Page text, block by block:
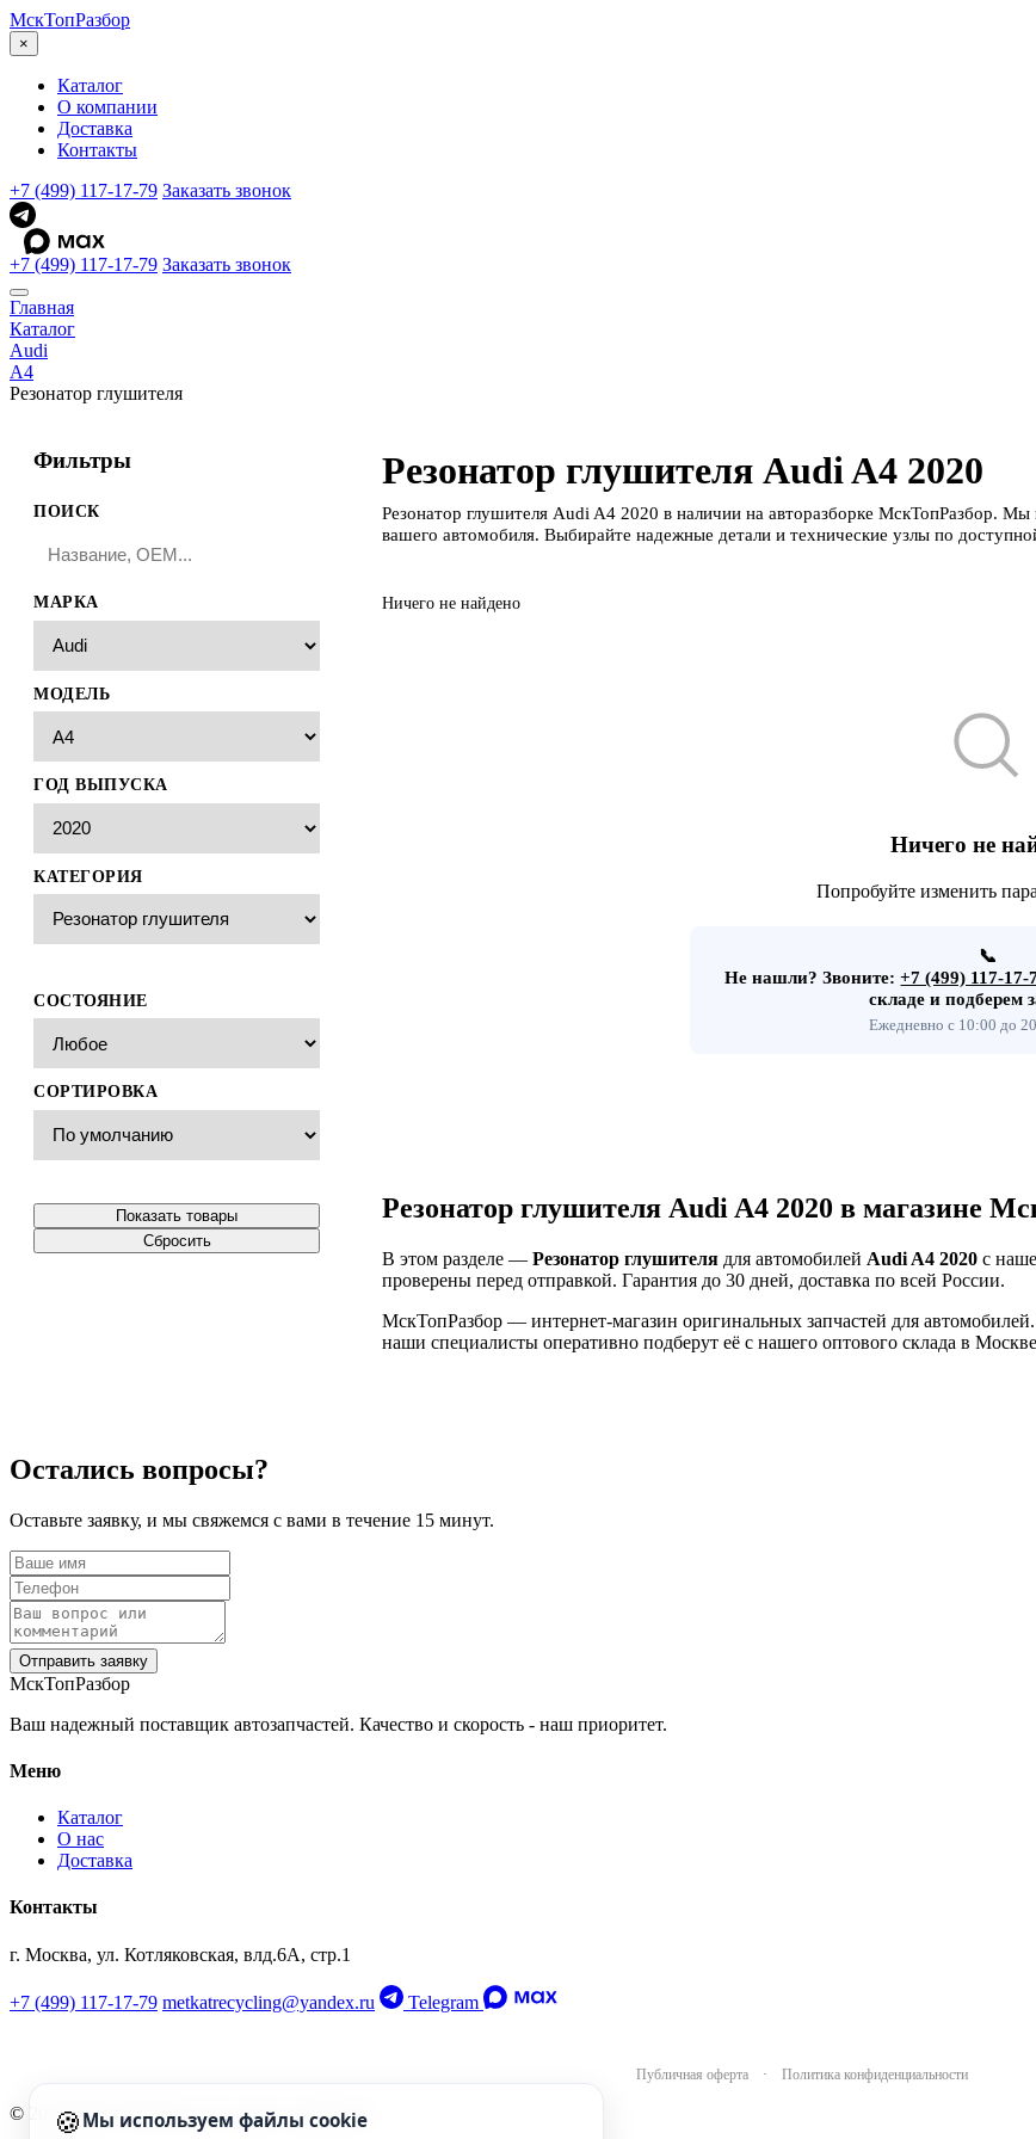
МскТопРазбор
×
Каталог
О компании
Доставка
Контакты
+7 (499) 117-17-79 Заказать звонок
+7 (499) 117-17-79 Заказать звонок
Главная
Каталог
Audi
A4
Резонатор глушителя
Фильтры
ПОИСК
МАРКА
МОДЕЛЬ
ГОД ВЫПУСКА
КАТЕГОРИЯ
СОСТОЯНИЕ
СОРТИРОВКА
Показать товары
Сбросить
Резонатор глушителя Audi A4 2020
Резонатор глушителя Audi A4 2020 в наличии на авторазборке МскТопРазбор.
вашего автомобиля. Выбирайте надежные детали и технические узлы по
Ничего не найдено
Ничего не
Попробуйте изменить
📞
Не нашли?Звоните:+7 (499) 117-17-
складе и подберем
Ежедневно с 10:00 до
Резонатор глушителя Audi A4 2020 в магазине
В этом разделе — Резонатор глушителя для автомобилей Audi A4 2020 с
проверены перед отправкой. Гарантия до 30 дней, доставка по всей России.
МскТопРазбор — интернет-магазин оригинальных запчастей для
наши специалисты оперативно подберут её с нашего оптового склада в
Остались вопросы?
Оставьте заявку, и мы свяжемся с вами в течение 15 минут.
Отправить заявку
МскТопРазбор
Ваш надежный поставщик автозапчастей. Качество и скорость - наш приоритет.
Меню
Каталог
О нас
Доставка
Контакты
г. Москва, ул. Котляковская, влд.6А, стр.1
+7 (499) 117-17-79 metkatrecycling@yandex.ru Telegram
Публичная оферта · Политика конфиденциальности
© 2026 МскТопРазбор. Все права защищены.
🍪 Мы используем файлы cookie